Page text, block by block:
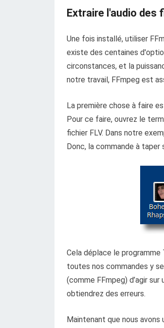
Extraire l'audio des
Une fois installé, utiliser
existe des centaines
circonstances, et la
notre travail, FFmpeg est
La première chose à faire
Pour ce faire, ouvrez le
fichier FLV. Dans notre
Donc, la commande à taper
Cela déplace le programme
toutes nos commandes y
(comme FFmpeg) d’agir
obtiendrez des erreurs.
Maintenant que nous